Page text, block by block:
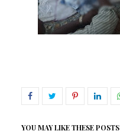
YOU MAY LIKE THESE POSTS